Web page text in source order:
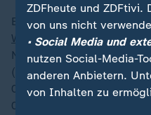
Es folgenCem Özdemir
Wadephulmit 0,3 (0,4).
Negativbereich:Lars
(minus 0,4) beurteilt,
0,9),Markus Söder
0,7) und
ZDFheute und ZDFtivi.
von uns nicht
• Social Media und
nutzen Social-Media-
anderen Anbietern.
von Inhalten zu